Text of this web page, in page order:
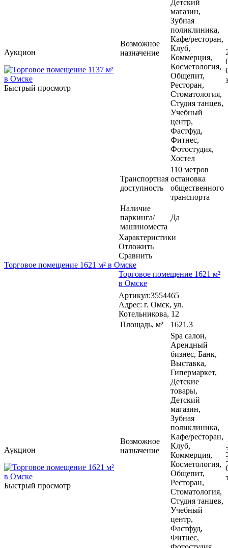
Аукцион
Быстрый просмотр
Возможное
назначение
Детский
магазин,
Зубная
поликлиника,
Кафе/ресторан,
Клуб,
Коммерция,
Косметология,
Общепит,
Ресторан,
Стоматология,
Студия танцев,
Учебный
центр,
Фастфуд,
Фитнес,
Фотостудия,
Хостел
Транспортная
доступность
110 метров
остановка
общественного
транспорта
Наличие
паркинга/
машиноместа
Да
Характеристики
Отложить
Сравнить
Торговое помещение 1621 м² в Омске
Аукцион
Быстрый просмотр
Торговое помещение 1621 м²
в Омске
Артикул:3554465
Адрес: г. Омск, ул.
Котельникова, 12
Площадь, м²
1621.3
Возможное
назначение
Spa салон,
Арендный
бизнес, Банк,
Выставка,
Гипермаркет,
Детские
товары,
Детский
магазин,
Зубная
поликлиника,
Кафе/ресторан,
Клуб,
Коммерция,
Косметология,
Общепит,
Ресторан,
Стоматология,
Студия танцев,
Учебный
центр,
Фастфуд,
Фитнес,